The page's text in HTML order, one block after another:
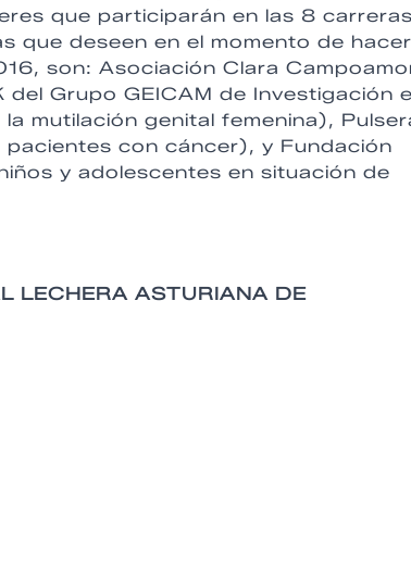
que participarán en las 8 carreras
que deseen en el momento de
son: Asociación Clara
Grupo GEICAM de Investigación
mutilación genital femenina),
con cáncer), y Fundación
y adolescentes en situación de
LECHERA ASTURIANA DE